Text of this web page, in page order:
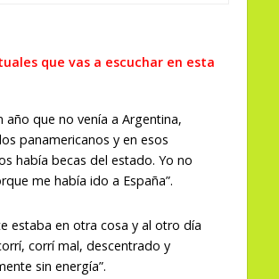
que vas a escuchar en esta
año que no venía a Argentina,
panamericanos y en esos
había becas del estado. Yo no
me había ido a España”.
estaba en otra cosa y al otro día
corrí mal, descentrado y
sin energía”.